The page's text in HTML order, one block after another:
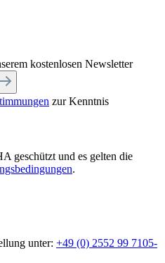
kostenlosen Newsletter
zur Kenntnis
geschützt und es gelten die
.
unter: +49 (0) 2552 99 7105-